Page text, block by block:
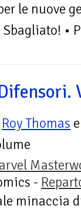
le nuove
•
Roy Thomas e
-
minaccia